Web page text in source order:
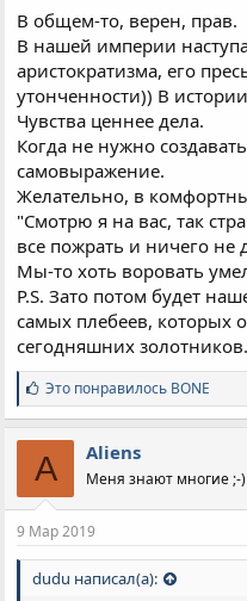
В общем-то, верен, прав.
В нашей империи
аристократизма, его
утонченности)) В
Чувства ценнее дела.
Когда не нужно
самовыражение.
Желательно, в
"Смотрю я на вас, так
все пожрать и ничего не
Мы-то хоть воровать
P.S. Зато потом будет
самых плебеев, которых
сегодняшних золотников.
С
и
м
п
а
т
и
:
Это понравилось BONE
A Aliens
Меня знают многие ;-)
9 Мар 2019
dudu написал(а):